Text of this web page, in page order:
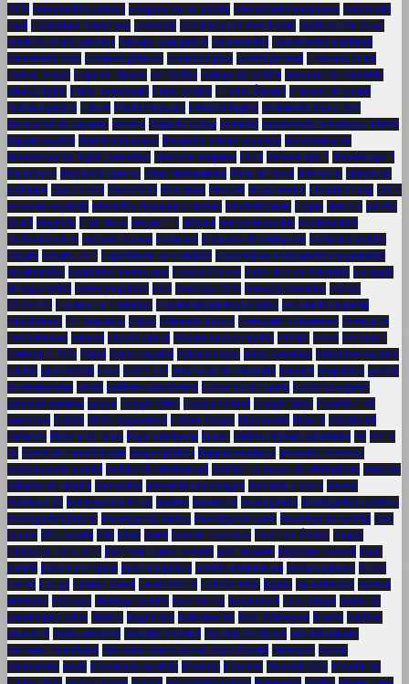
2026 computación cuántica computación en la nube comunidades autónomas comunidad
local Comunidad Valenciana confesión conflicto en Oriente Medio conflicto Irán-Israel
conflicto israelí-palestino consejos para padres conservación conservación ambiental
conservadurismo contratos públicos control de peso control parental Convento de las
Salesas Reales Copa del Mundo corrupción corrupción política creadores de contenido
crianza digital Crisis humanitaria Crisis política Cristina Álvarez crímenes de guerra
cultura española Cáncer David Broncano Debut Olímpico declaración ante el juez
declaración de Zapatero defensa Dejar de Fumar demanda dependencia tecnológica infantil
deporte español derechos humanos desarrollo infantil saludable desinformación
desintoxicación digital para niños detección temprana DGT diabetes tipo 1 diabetes tipo 2
diagnóstico diagnóstico precoz Dieta Mediterránea dietas de moda diferencial diligencias
judiciales Disco HDD Disco SSD diversidad divorcio dolor crónico Donald Trump DXY
economía española educación digital para familias educación rural Egipto ejercicio ejército
israelí elegancia Elon Musk empate 1-1 empatía energía renovable enfermedades
cardiovasculares entradas Rosalía escándalo escándalo de corrupción escándalo político
España España 2025 Especialistas en Portátiles Especialistas en reparación de portátiles
espiritualidad estabilidad institucional Estados Unidos Estilo de Vida Saludable estrategia
de negociación estrategia política euro Eurocopa 2025 eurocopa femenina Europa
EURUSD Expertos en Portátliles Expertosreparacionportátiles exploración espacial
fallecimiento FC Barcelona Feijóo Fernando Alonso Ferrocarril Subterráneo Festival de
San Sebastián firewall Fiscal General Fiscalía Anticorrupción FOMC Forex Fórmula 1
Fórmula 1 2025 fútbol Fútbol español fútbol europeo fútbol femenino fútbol internacional
Galicia gastronomía Gaza GBPUSD generación de contenido genética geopolítica gestión
de emergencias Gmail gobierno autonómico Gobierno de España Gobierno español
goleador veterano google Google Drive Google Gemini Google Maps Guardia Civil
hambruna Hamás HDD Regenerator Helena Jubany hipocondría historia historia del
flamenco historia del islam hogar inteligente humor hábitos digitales saludables IA IBEX
35 Iglesia de Santa Bárbara imagen pública impacto mediático incendios forestales
independencia judicial indicios de criminalidad indicios racionales de criminalidad inflación
inflamación crónica innovación innovación tecnológica insomnio crónico instalar
Windows 11 inteligencia artificial Internet inversores investigación investigación científica
investigación judicial investigación médica investigación penal investigación policial Ipad
Iphone IPO España Irán islam Israel Jennifer Lawrence José Luis Ábalos Juegos
Olímpicos París 2024 juez Juan Carlos Peinado juez Zapatero jugadores jóvenes Junts
justicia justicia en España justicia española justicia internacional jóvenes talentos Koldo
García LaLiga Lamine Yamal Lando Norris Lcd Portatiles legado ley antitabaco leyenda
del fútbol liderazgo liderazgo político lince ibérico lionel messi Luca Zidane límites de
pantalla para niños Madrid magistrado malversación Max Verstappen Mazón medidas
cautelares medio ambiente memoria histórica mercado de divisas mercado laboral
mercados financieros Mercedes-Benz Fashion Week Madrid Microsoft mobile
connectivity moda Monarquía española Moncloa Movistar Mundial 2026 Mundial de